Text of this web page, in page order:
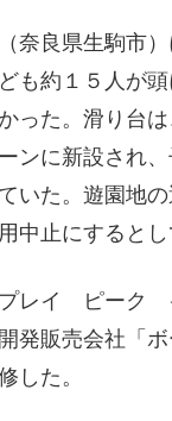
奈良県生駒市
も約１５人が
った。滑り台
ンに新設され
いた。遊園地
中止にするとし
レイ ピーク
発販売会社「
した。